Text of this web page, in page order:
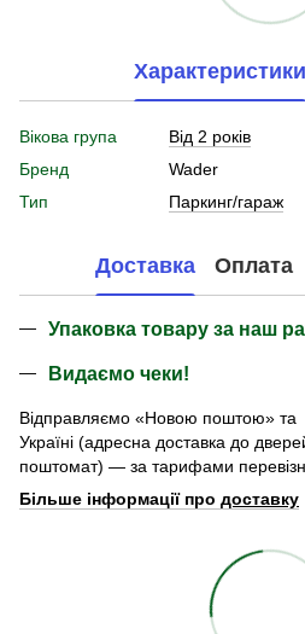
Характеристики
Вікова група
Від 2 років
Бренд
Wader
Тип
Паркинг/гараж
Доставка Оплата
Упаковка товару за наш
Видаємо чеки!
Відправляємо «Новою поштою» та
Україні (адресна доставка до
поштомат) — за тарифами
Більше інформації про доставку